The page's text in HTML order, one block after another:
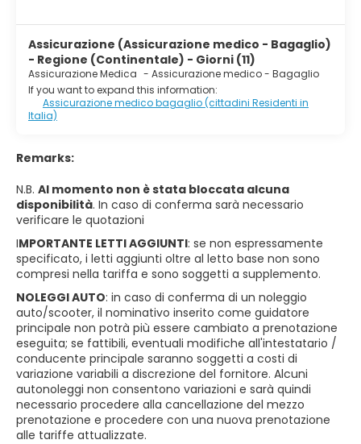
Assicurazione (Assicurazione medico - Bagaglio)
- Regione (Continentale) - Giorni (11)
Assicurazione Medica - Assicurazione medico - Bagaglio
If you want to expand this information:
Assicurazione medico bagaglio (cittadini Residenti in
Italia)
Remarks:
N.B. Al momento non è stata bloccata alcuna
disponibilità. In caso di conferma sarà necessario
verificare le quotazioni
IMPORTANTE LETTI AGGIUNTI: se non espressamente
specificato, i letti aggiunti oltre al letto base non sono
compresi nella tariffa e sono soggetti a supplemento.
NOLEGGI AUTO: in caso di conferma di un noleggio
auto/scooter, il nominativo inserito come guidatore
principale non potrà più essere cambiato a prenotazione
eseguita; se fattibili, eventuali modifiche all'intestatario /
conducente principale saranno soggetti a costi di
variazione variabili a discrezione del fornitore. Alcuni
autonoleggi non consentono variazioni e sarà quindi
necessario procedere alla cancellazione del mezzo
prenotazione e procedere con una nuova prenotazione
alle tariffe attualizzate.